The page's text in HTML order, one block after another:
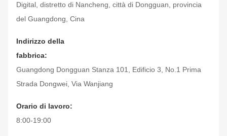
Digital, distretto di Nancheng, città di Dongguan, provincia
del Guangdong, Cina
Indirizzo della
fabbrica:
Guangdong Dongguan Stanza 101, Edificio 3, No.1 Prima
Strada Dongwei, Via Wanjiang
Orario di lavoro:
8:00-19:00